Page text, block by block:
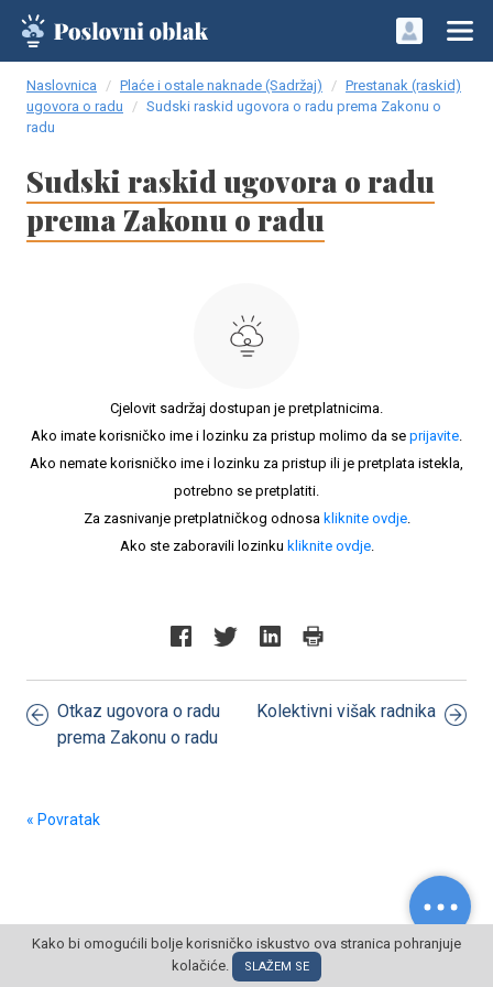
Naslovnica Plaće i ostale naknade (Sadržaj)
Prestanak (raskid)
ugovora o radu
Sudski raskid ugovora o radu prema Zakonu o
radu
Sudski raskid ugovora o radu
prema Zakonu o radu
Cjelovit sadržaj dostupan je pretplatnicima.
Ako imate korisničko ime i lozinku za pristup molimo da se prijavite.
Ako nemate korisničko ime i lozinku za pristup ili je pretplata istekla,
potrebno se pretplatiti.
Za zasnivanje pretplatničkog odnosa kliknite ovdje.
Ako ste zaboravili lozinku kliknite ovdje.
Otkaz ugovora o radu
prema Zakonu o radu
Kolektivni višak radnika
« Povratak
© POSLOVNI OBLAK Sva prava pridržana
Kako bi omogućili bolje korisničko iskustvo ova stranica pohranjuje
kolačiće.
SLAŽEM SE